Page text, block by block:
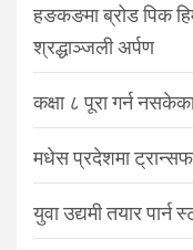
हङकङमा ब्रोड पिक
श्रद्धाञ्जली अर्पण
कक्षा ८ पूरा गर्न
मधेस प्रदेशमा
युवा उद्यमी तयार पार्न